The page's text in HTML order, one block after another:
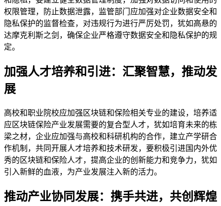
权限管理，防止数据泄露，监管部门应加强对企业数据安全和
隐私保护的监督检查，对违规行为进行严厉处罚，犹如高悬的
达摩克利斯之剑，确保企业严格遵守数据安全和隐私保护的规
定。
加强人才培养和引进：汇聚智慧，推动发
展
高校和职业院校应加强区块链和保险相关专业的建设，培养适
应区块链保险产业发展需要的复合型人才，犹如培育未来的栋
梁之材，企业应加强与高校和科研机构的合作，建立产学研合
作机制，共同开展人才培养和技术研发，要积极引进国内外优
秀的区块链和保险人才，提高企业的创新能力和竞争力，犹如
引入新鲜的血液，为产业发展注入新的活力。
推动产业协同发展：携手共进，共创辉煌